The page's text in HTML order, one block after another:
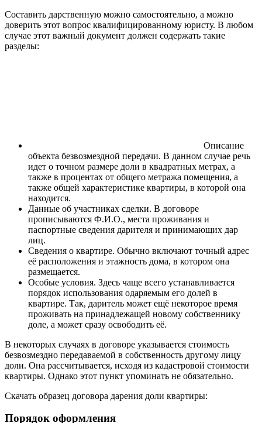
Составить дарственную можно самостоятельно, а можно
доверить этот вопрос квалифицированному юристу. В любом
случае этот важный документ должен содержать такие
разделы:
Описание
объекта безвозмездной передачи. В данном случае речь
идет о точном размере доли в квадратных метрах, а
также в процентах от общего метража помещения, а
также общей характеристике квартиры, в которой она
находится.
Данные об участниках сделки. В договоре
прописываются Ф.И.О., места проживания и
паспортные сведения дарителя и принимающих дар
лиц.
Сведения о квартире. Обычно включают точный адрес
её расположения и этажность дома, в котором она
размещается.
Особые условия. Здесь чаще всего устанавливается
порядок использования одаряемым его долей в
квартире. Так, даритель может ещё некоторое время
проживать на принадлежащей новому собственнику
доле, а может сразу освободить её.
В некоторых случаях в договоре указывается стоимость
безвозмездно передаваемой в собственность другому лицу
доли. Она рассчитывается, исходя из кадастровой стоимости
квартиры. Однако этот пункт упоминать не обязательно.
Скачать образец договора дарения доли квартиры:
Порядок оформления